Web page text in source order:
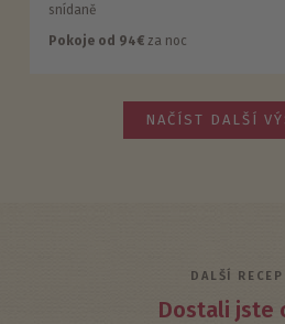
snídaně
Pokoje od 94€ za noc
NAČÍST DALŠÍ
DALŠÍ
Dostali jste